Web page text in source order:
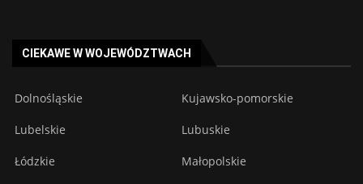
CIEKAWE W WOJEWÓDZTWACH
Dolnośląskie Kujawsko-pomorskie
Lubelskie Lubuskie
Łódzkie Małopolskie